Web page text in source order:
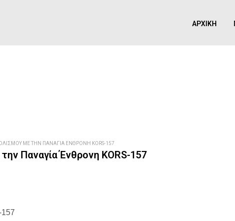
ΑΡΧΙΚΉ
ΜΕ ΤΗΝ ΠΑΝΑΓΊΑ ΈΝΘΡΟΝΗ KORS-157
Παναγία Ένθρονη KORS-157
157